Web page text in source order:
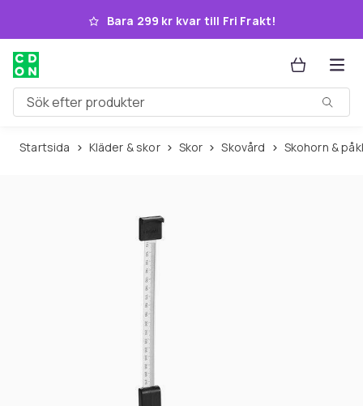
Hoppa till huvudinnehållet
Bara 299 kr kvar till Fri Frakt!
Sök efter produkter
Startsida Kläder & skor Skor Skovård Skohorn &